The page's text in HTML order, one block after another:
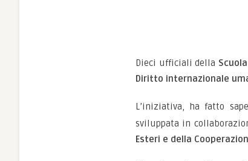
Dieci ufficiali della
Diritto internazionale
L’iniziativa, ha fatto
sviluppata in
Esteri e della